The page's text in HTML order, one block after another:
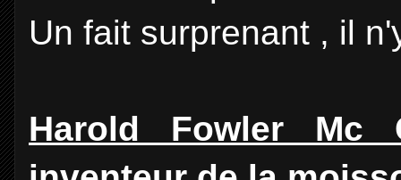
Un fait surprenant , il
Harold Fowler